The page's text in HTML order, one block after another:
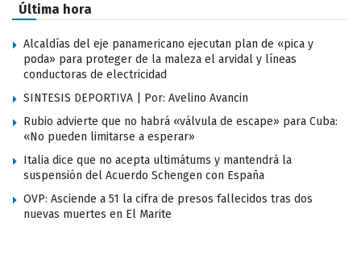
Última hora
Alcaldías del eje panamericano ejecutan plan de «pica y
poda» para proteger de la maleza el arvidal y líneas
conductoras de electricidad
SINTESIS DEPORTIVA | Por: Avelino Avancin
Rubio advierte que no habrá «válvula de escape» para Cuba:
«No pueden limitarse a esperar»
Italia dice que no acepta ultimátums y mantendrá la
suspensión del Acuerdo Schengen con España
OVP: Asciende a 51 la cifra de presos fallecidos tras dos
nuevas muertes en El Marite